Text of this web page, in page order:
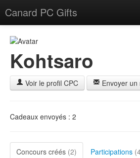
Canard PC Gifts
Kohtsaro
Voir le profil CPC Envoyer
Cadeaux envoyés : 2
Concours créés (2) Participations